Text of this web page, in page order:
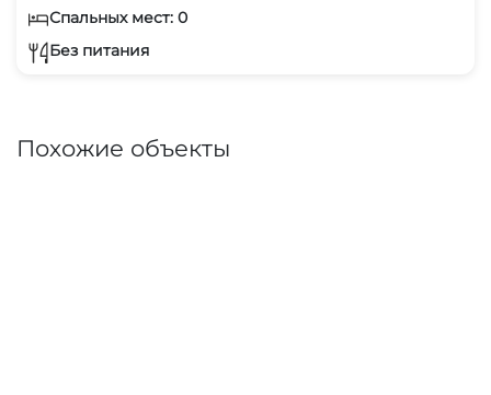
Спальных мест: 0
Без питания
Похожие объекты